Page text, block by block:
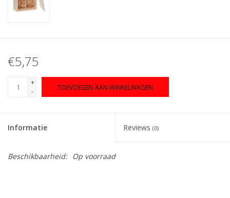
€5,75
+
-
TOEVOEGEN AAN WINKELWAGEN
Informatie Reviews (0)
Beschikbaarheid: Op voorraad